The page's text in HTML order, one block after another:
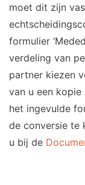
moet dit zijn
formulier
verdeling van
partner kiezen
van u een
het ingevulde
de conversie te
u bij de